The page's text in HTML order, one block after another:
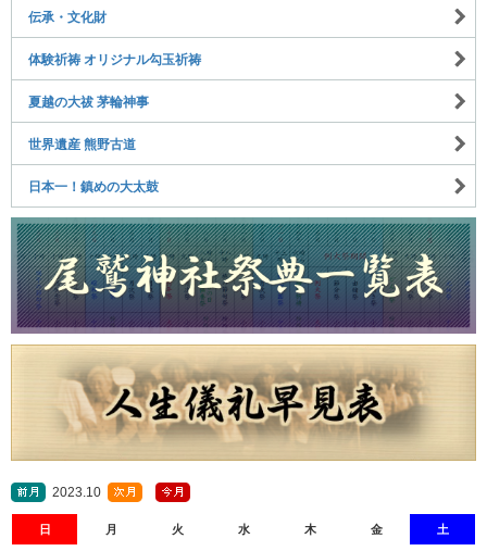
伝承・文化財
体験祈祷 オリジナル勾玉祈祷
夏越の大祓 茅輪神事
世界遺産 熊野古道
日本一！鎮めの大太鼓
2023.10
日 月 火 水 木 金 土